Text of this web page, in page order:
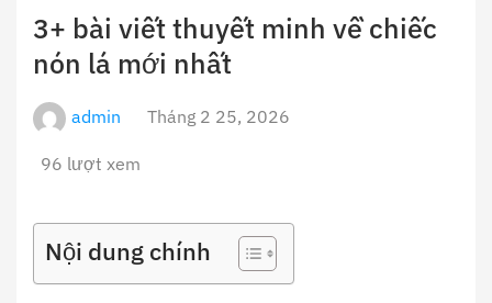
3+ bài viết thuyết minh về chiếc
nón lá mới nhất
admin Tháng 2 25, 2026
96 lượt xem
Nội dung chính